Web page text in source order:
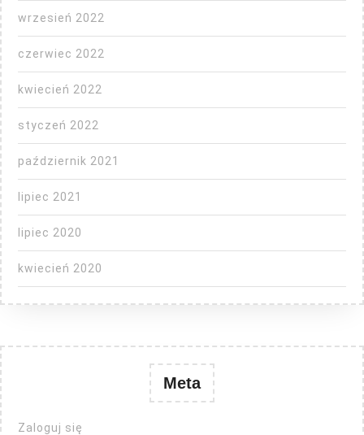
wrzesień 2022
czerwiec 2022
kwiecień 2022
styczeń 2022
październik 2021
lipiec 2021
lipiec 2020
kwiecień 2020
Meta
Zaloguj się